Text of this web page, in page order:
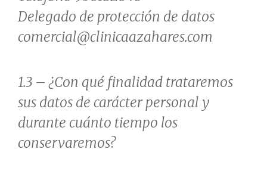
Delegado de protección de datos
comercial@clinicaazahares.com
1.3 – ¿Con qué finalidad trataremos
sus datos de carácter personal y
durante cuánto tiempo los
conservaremos?